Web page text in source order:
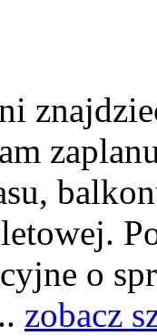
o
zobacz